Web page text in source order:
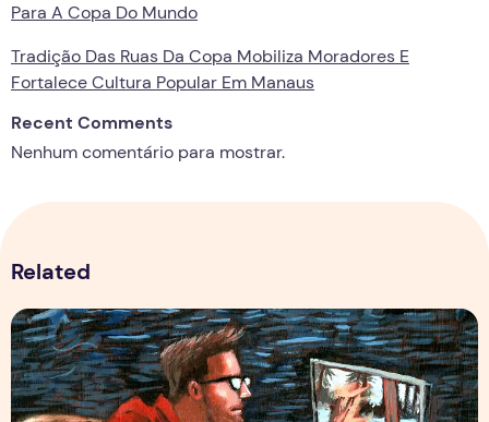
Para A Copa Do Mundo
Tradição Das Ruas Da Copa Mobiliza Moradores E
Fortalece Cultura Popular Em Manaus
Recent Comments
Nenhum comentário para mostrar.
Related
Por Trás dos Pixels